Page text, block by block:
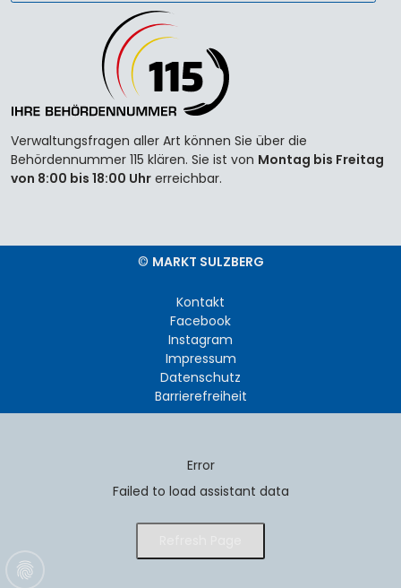
Verwaltungsfragen aller Art können Sie über die
Behördennummer 115 klären. Sie ist von Montag bis Freitag
von 8:00 bis 18:00 Uhr erreichbar.
© MARKT SULZBERG
Kontakt
Facebook
Instagram
Impressum
Datenschutz
Barrierefreiheit
Error
Failed to load assistant data